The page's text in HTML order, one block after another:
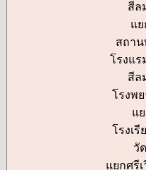
สีล
แ
สถา
โรงแ
สีล
โรงพ
แ
โรงเ
วั
แยกศรี